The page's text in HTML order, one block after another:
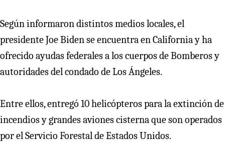
Según informaron distintos medios locales, el
presidente Joe Biden se encuentra en California y ha
ofrecido ayudas federales a los cuerpos de Bomberos y
autoridades del condado de Los Ángeles.
Entre ellos, entregó 10 helicópteros para la extinción de
incendios y grandes aviones cisterna que son operados
por el Servicio Forestal de Estados Unidos.